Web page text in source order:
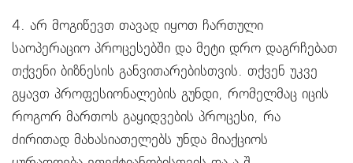
4. არ მოგიწევთ თავად იყოთ ჩართული
საოპერაციო პროცესებში და მეტი დრო დაგრჩებათ
თქვენი ბიზნესის განვითარებისთვის. თქვენ უკვე
გყავთ პროფესიონალების გუნდი, რომელმაც იცის
როგორ მართოს გაყიდვების პროცესი, რა
ძირითად მახასიათელებს უნდა მიაქციოს